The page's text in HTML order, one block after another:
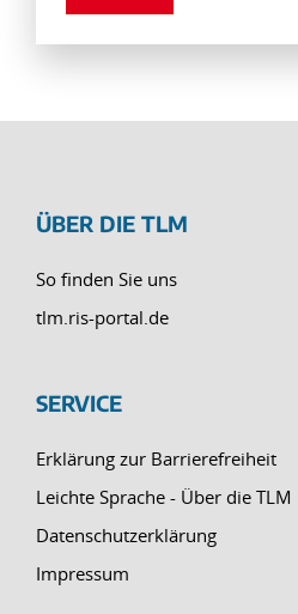
ÜBER DIE TLM
So finden Sie uns
tlm.ris-portal.de
SERVICE
Erklärung zur Barrierefreiheit
Leichte Sprache - Über die TLM
Datenschutzerklärung
Impressum